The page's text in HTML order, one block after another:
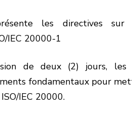
les directives sur
IEC 20000-1
de deux (2) jours, les
fondamentaux pour
IEC 20000.